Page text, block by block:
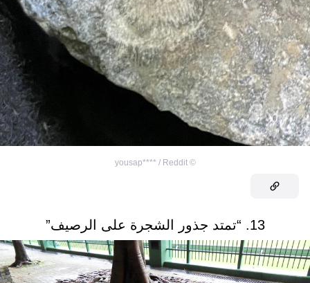
©
yousap**** / Reddit
13. “تمتد جذور الشجرة على الرصيف”